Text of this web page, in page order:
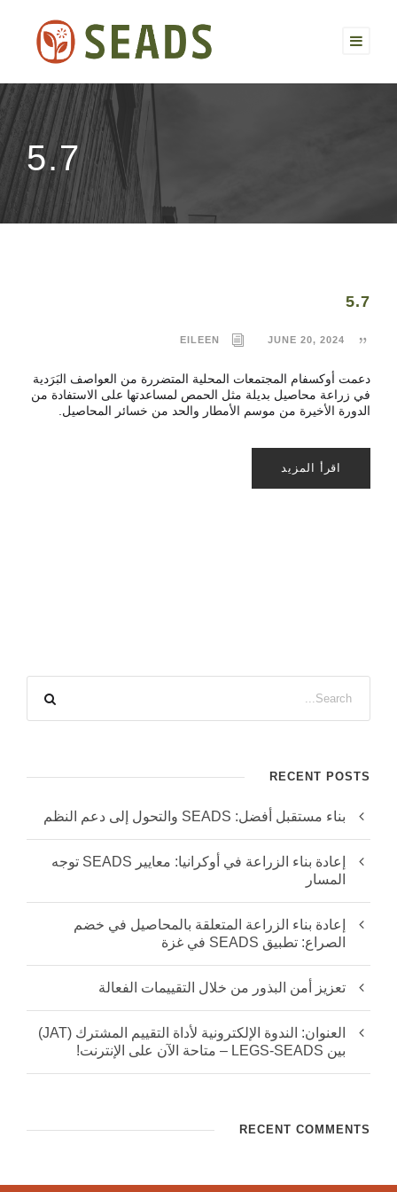
5.7
5.7
JUNE 20, 2024
EILEEN
دعمت أوكسفام المجتمعات المحلية المتضررة من العواصف البَرَدية
في زراعة محاصيل بديلة مثل الحمص لمساعدتها على الاستفادة من
الدورة الأخيرة من موسم الأمطار والحد من خسائر المحاصيل.
اقرأ المزيد
RECENT POSTS
بناء مستقبل أفضل: SEADS والتحول إلى دعم النظم
إعادة بناء الزراعة في أوكرانيا: معايير SEADS توجه
المسار
إعادة بناء الزراعة المتعلقة بالمحاصيل في خضم
الصراع: تطبيق SEADS في غزة
تعزيز أمن البذور من خلال التقييمات الفعالة
العنوان: الندوة الإلكترونية لأداة التقييم المشترك (JAT)
بين LEGS-SEADS – متاحة الآن على الإنترنت!
RECENT COMMENTS